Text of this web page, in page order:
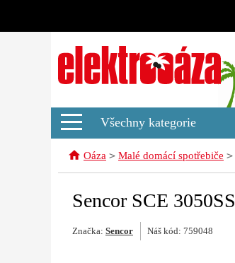
Všechny kategorie
Oáza > Malé domácí spotřebiče >
Sencor SCE 3050SS
Značka: Sencor Náš kód: 759048